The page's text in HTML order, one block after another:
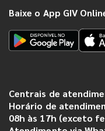
Baixe o App GIV
Centrais de
Horário de
08h às 17h (exceto